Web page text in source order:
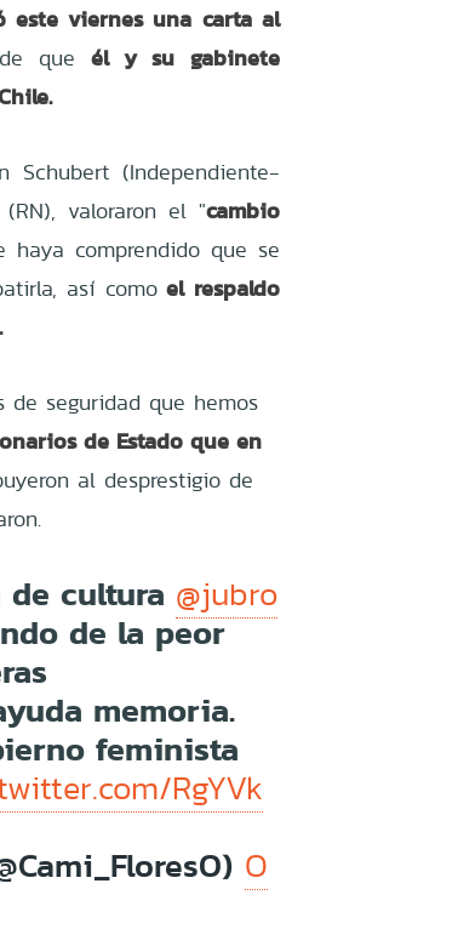
este viernes una carta al
que él y su gabinete
Schubert (Independiente-
(RN), valoraron el "cambio
haya comprendido que se
así como el respaldo
de seguridad que hemos
de Estado que en
al desprestigio de
cultura @jubro
de la peor
memoria.
feminista
RgYVk
O